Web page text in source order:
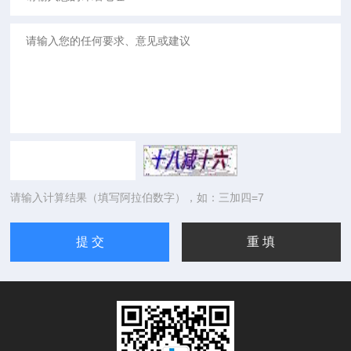
请输入计算结果（填写阿拉伯数字），如：三加四=7